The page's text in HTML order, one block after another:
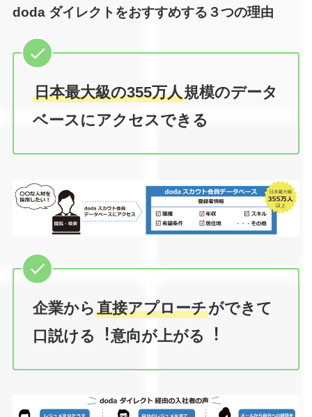
doda ダイレクトをおすすめする３つの理由
日本最大級の355万人規模のデータ
ベースにアクセスできる
企業から直接アプローチができて
口説ける︕意向が上がる︕